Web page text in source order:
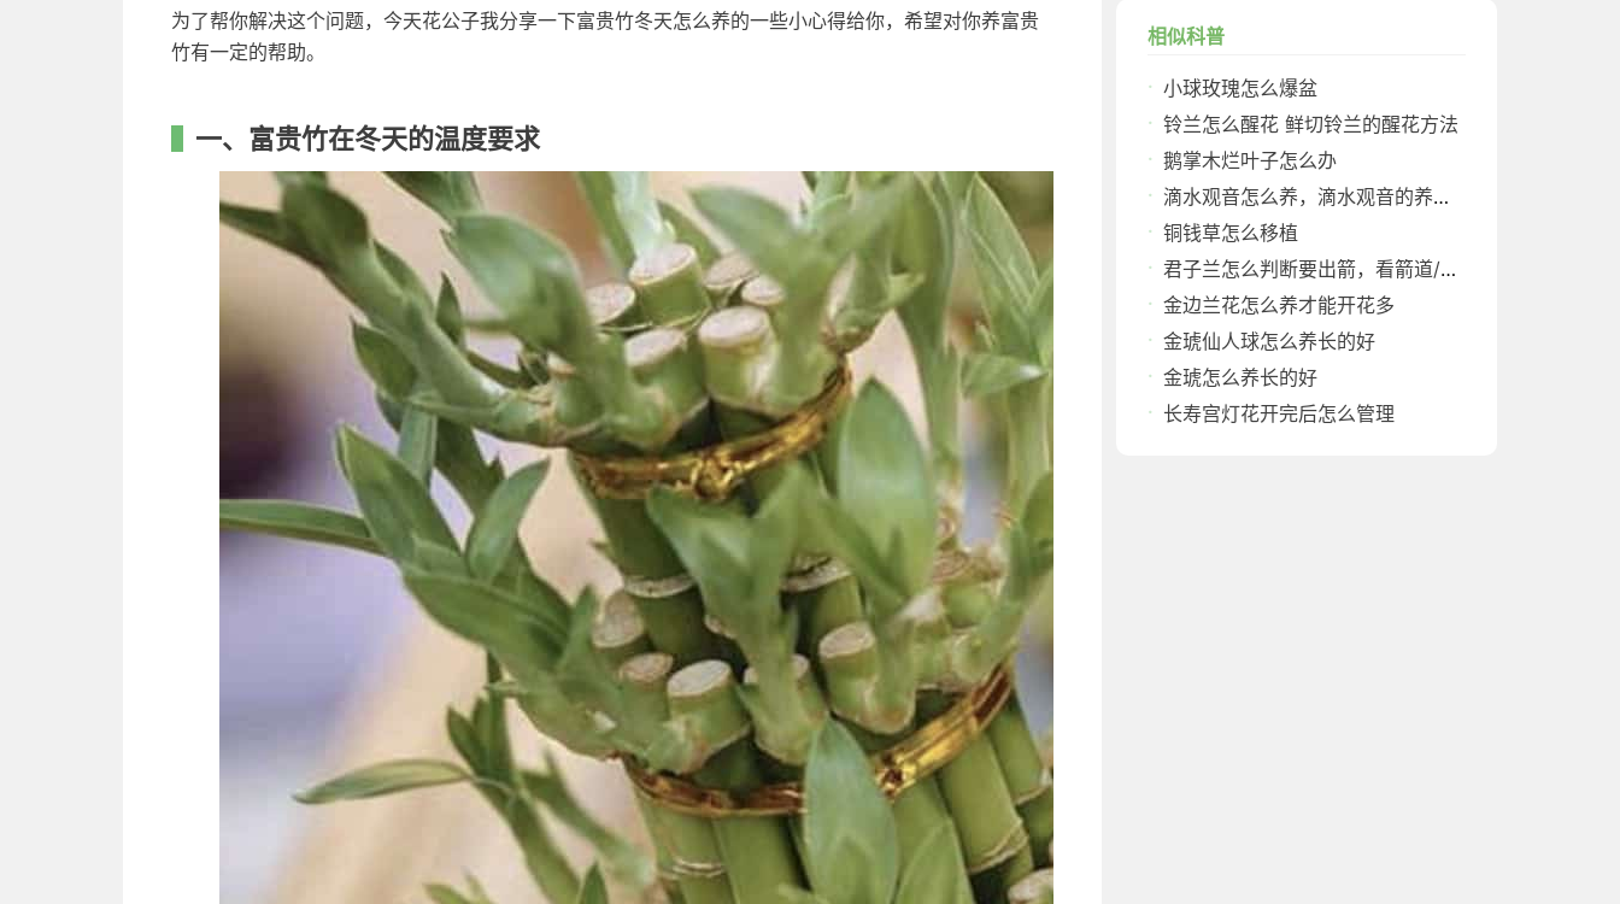
为了帮你解决这个问题，今天花公子我分享一下富贵竹冬天怎么养的一些小心得给你，希望对你养富贵
竹有一定的帮助。
一、富贵竹在冬天的温度要求
相似科普
小球玫瑰怎么爆盆
铃兰怎么醒花 鲜切铃兰的醒花方法
鹅掌木烂叶子怎么办
滴水观音怎么养，滴水观音的养殖方法和注意事项
铜钱草怎么移植
君子兰怎么判断要出箭，看箭道/看颜色/看形态
金边兰花怎么养才能开花多
金琥仙人球怎么养长的好
金琥怎么养长的好
长寿宫灯花开完后怎么管理